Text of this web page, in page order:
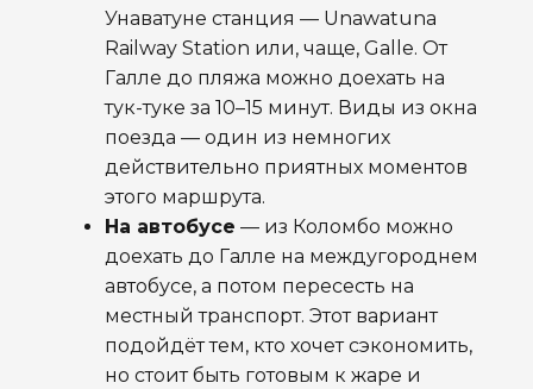
Унаватуне станция — Unawatuna
Railway Station или, чаще, Galle. От
Галле до пляжа можно доехать на
тук-туке за 10–15 минут. Виды из окна
поезда — один из немногих
действительно приятных моментов
этого маршрута.
На автобусе — из Коломбо можно
доехать до Галле на междугороднем
автобусе, а потом пересесть на
местный транспорт. Этот вариант
подойдёт тем, кто хочет сэкономить,
но стоит быть готовым к жаре и